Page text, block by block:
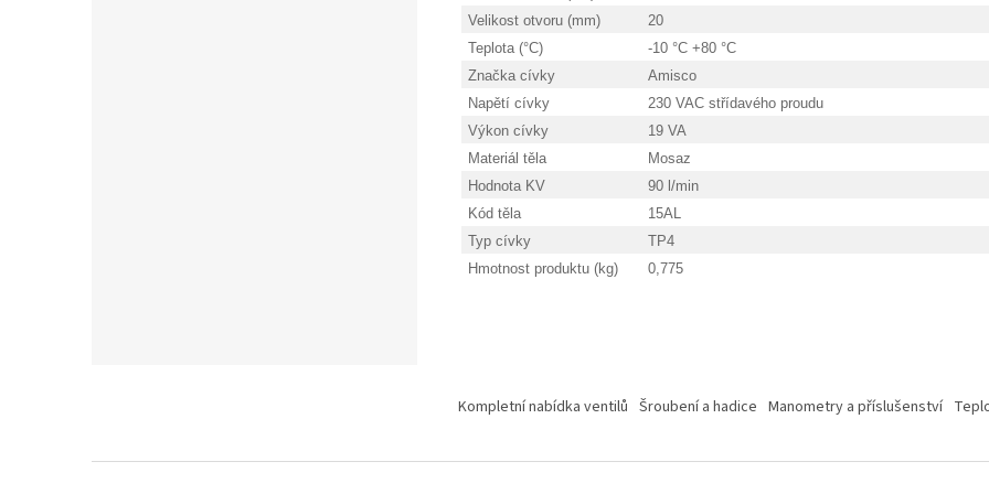
Velikost otvoru (mm)
20
Teplota (°C)
-10 °C +80 °C
Značka cívky
Amisco
Napětí cívky
230 VAC střídavého proudu
Výkon cívky
19 VA
Materiál těla
Mosaz
Hodnota KV
90 l/min
Kód těla
15AL
Typ cívky
TP4
Hmotnost produktu (kg)
0,775
Kompletní nabídka ventilů Šroubení a hadice Manometry a příslušenství